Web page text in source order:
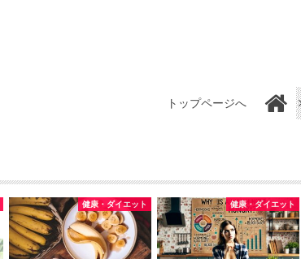
トップページへ
健康・ダイエット 健康・ダイエット